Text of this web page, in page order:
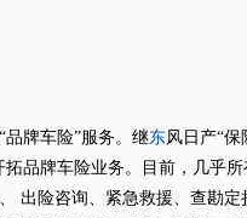
牌车险”服务。继东风日产“保
品牌车险业务。目前，几乎
出险咨询、紧急救援、查勘